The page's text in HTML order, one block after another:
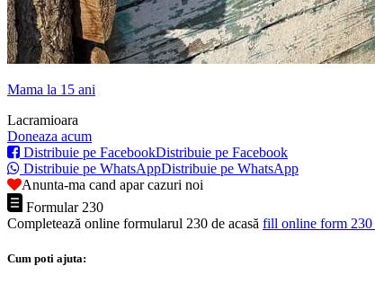
Mama la 15 ani
Lacramioara
Doneaza acum
Distribuie pe FacebookDistribuie pe Facebook
Distribuie pe WhatsAppDistribuie pe WhatsApp
Anunta-ma cand apar cazuri noi
Formular 230
Completează online formularul 230 de acasă fill online form 230
Cum poti ajuta: